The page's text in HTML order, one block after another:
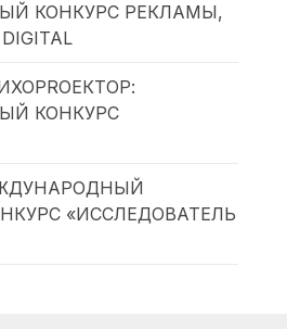
КОНКУРС РЕКЛАМЫ,
КОНКУРС
«ИССЛЕДОВАТЕЛЬ